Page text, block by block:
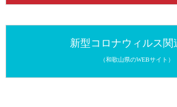
新型コロナウィルス関
（和歌山県のWEBサイト）